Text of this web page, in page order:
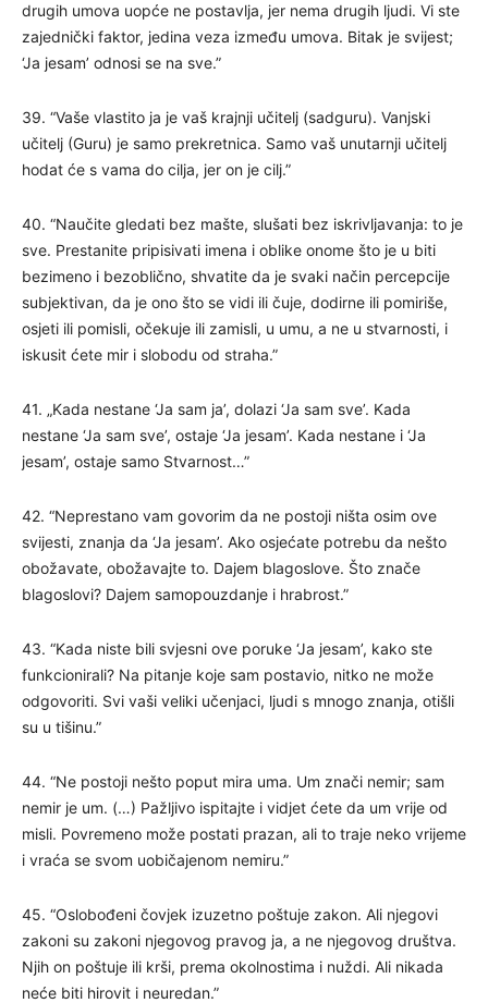
drugih umova uopće ne postavlja, jer nema drugih ljudi. Vi ste
zajednički faktor, jedina veza između umova. Bitak je svijest;
‘Ja jesam’ odnosi se na sve.”
39. “Vaše vlastito ja je vaš krajnji učitelj (sadguru). Vanjski
učitelj (Guru) je samo prekretnica. Samo vaš unutarnji učitelj
hodat će s vama do cilja, jer on je cilj.”
40. “Naučite gledati bez mašte, slušati bez iskrivljavanja: to je
sve. Prestanite pripisivati imena i oblike onome što je u biti
bezimeno i bezoblično, shvatite da je svaki način percepcije
subjektivan, da je ono što se vidi ili čuje, dodirne ili pomiriše,
osjeti ili pomisli, očekuje ili zamisli, u umu, a ne u stvarnosti, i
iskusit ćete mir i slobodu od straha.”
41. „Kada nestane ‘Ja sam ja’, dolazi ‘Ja sam sve’. Kada
nestane ‘Ja sam sve’, ostaje ‘Ja jesam’. Kada nestane i ‘Ja
jesam’, ostaje samo Stvarnost…”
42. “Neprestano vam govorim da ne postoji ništa osim ove
svijesti, znanja da ‘Ja jesam’. Ako osjećate potrebu da nešto
obožavate, obožavajte to. Dajem blagoslove. Što znače
blagoslovi? Dajem samopouzdanje i hrabrost.”
43. “Kada niste bili svjesni ove poruke ‘Ja jesam’, kako ste
funkcionirali? Na pitanje koje sam postavio, nitko ne može
odgovoriti. Svi vaši veliki učenjaci, ljudi s mnogo znanja, otišli
su u tišinu.”
44. “Ne postoji nešto poput mira uma. Um znači nemir; sam
nemir je um. (…) Pažljivo ispitajte i vidjet ćete da um vrije od
misli. Povremeno može postati prazan, ali to traje neko vrijeme
i vraća se svom uobičajenom nemiru.”
45. “Oslobođeni čovjek izuzetno poštuje zakon. Ali njegovi
zakoni su zakoni njegovog pravog ja, a ne njegovog društva.
Njih on poštuje ili krši, prema okolnostima i nuždi. Ali nikada
neće biti hirovit i neuredan.”